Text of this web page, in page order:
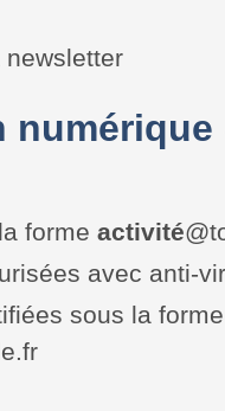
numérique
forme activité
avec anti-
sous la forme